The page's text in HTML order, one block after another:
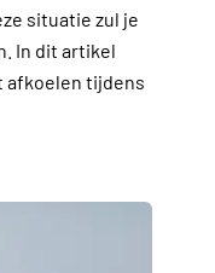
situatie zul je
In dit artikel
afkoelen tijdens